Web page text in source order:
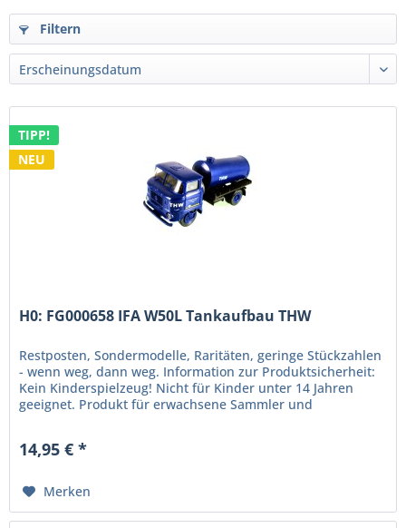
Filtern
TIPP!
NEU
H0: FG000658 IFA W50L Tankaufbau THW
Restposten, Sondermodelle, Raritäten, geringe Stückzahlen
- wenn weg, dann weg. Information zur Produktsicherheit:
Kein Kinderspielzeug! Nicht für Kinder unter 14 Jahren
geeignet. Produkt für erwachsene Sammler und
14,95 € *
Merken